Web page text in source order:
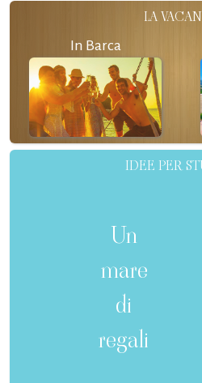
LA
In Barca
IDEE PER
Un
mare
di
regali